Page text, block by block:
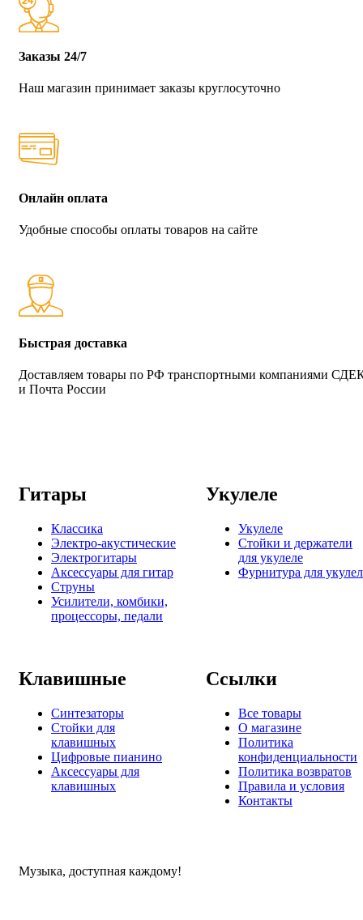
Заказы 24/7
Наш магазин принимает заказы круглосуточно
Онлайн оплата
Удобные способы оплаты товаров на сайте
Быстрая доставка
Доставляем товары по РФ транспортными компаниями
и Почта России
Гитары
Классика
Электро-акустические
Электрогитары
Аксессуары для гитар
Струны
Усилители, комбики,
процессоры, педали
Укулеле
Укулеле
Стойки и держатели
для укулеле
Фурнитура для
Клавишные
Синтезаторы
Стойки для
клавишных
Цифровые пианино
Аксессуары для
клавишных
Ссылки
Все товары
О магазине
Политика
конфиденциальности
Политика возвратов
Правила и условия
Контакты
Музыка, доступная каждому!